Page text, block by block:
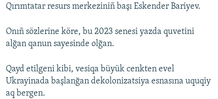
Qırımtatar resurs merkeziniñ başı Eskender Bariyev.
Onıñ sözlerine köre, bu 2023 senesi yazda quvetini
alğan qanun sayesinde olğan.
Qayd etilgeni kibi, vesiqa büyük cenkten evel
Ukrayinada başlanğan dekolonizatsiya esnasına uquqiy
aq bergen.